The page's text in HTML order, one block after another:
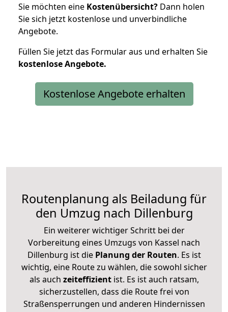
Sie möchten eine Kostenübersicht? Dann holen
Sie sich jetzt kostenlose und unverbindliche
Angebote.
Füllen Sie jetzt das Formular aus und erhalten Sie
kostenloseAngebote.
Kostenlose Angebote erhalten
Routenplanung als Beiladung für
den Umzug nach Dillenburg
Ein weiterer wichtiger Schritt bei der
Vorbereitung eines Umzugs von Kassel nach
Dillenburg ist diePlanung der Routen. Es ist
wichtig, eine Route zu wählen, die sowohl sicher
als auch zeiteffizientist. Es ist auch ratsam,
sicherzustellen, dass die Route frei von
Straßensperrungen und anderen Hindernissen